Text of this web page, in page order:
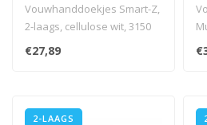
stuks
Vouwhanddoekjes Smart-Z,
2-laags, cellulose wit, 3150
stuks
i.v.m. transportkos..
€27,89
2-LAAGS